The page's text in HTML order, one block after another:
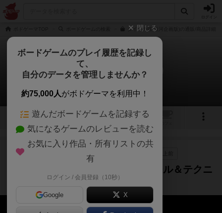
ダイヤの箱(銀河企画版)の通販/商品詳細
ダイヤの箱(銀河企画版)
2件の動画
6 2 2
作品紹介
『ダイヤの箱(銀河企画版)』のルール＆テクニ
閉じる
ボードゲームのプレイ履歴を記録し
て、
自分のデータを管理しませんか？
約75,000人がボドゲーマを利用中！
遊んだボードゲームを記録する
気になるゲームのレビューを読む
お気に入り作品・所有リストの共
有
ログイン / 会員登録（10秒）
Google X